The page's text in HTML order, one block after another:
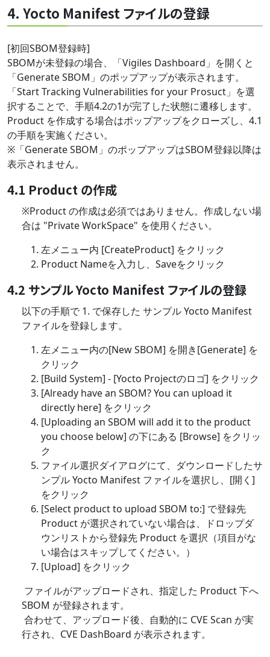
4. Yocto Manifest ファイルの登録
[初回SBOM登録時]
SBOMが未登録の場合、「Vigiles Dashboard」を開くと
「Generate SBOM」のポップアップが表示されます。
「Start Tracking Vulnerabilities for your Prosuct」を選
択することで、手順4.2の1が完了した状態に遷移します。
Product を作成する場合はポップアップをクローズし、4.1
の手順を実施ください。
※「Generate SBOM」のポップアップはSBOM登録以降は
表示されません。
4.1 Product の作成
※Product の作成は必須ではありません。作成しない場
合は "Private WorkSpace" を使用ください。
左メニュー内 [CreateProduct] をクリック
Product Nameを入力し、Saveをクリック
4.2 サンプル Yocto Manifest ファイルの登録
以下の手順で 1. で保存した サンプル Yocto Manifest
ファイルを登録します。
左メニュー内の[New SBOM] を開き[Generate] を
クリック
[Build System] - [Yocto Projectのロゴ] をクリック
[Already have an SBOM? You can upload it
directly here] をクリック
[Uploading an SBOM will add it to the product
you choose below] の下にある [Browse] をクリッ
ク
ファイル選択ダイアログにて、ダウンロードしたサ
ンプル Yocto Manifest ファイルを選択し、[開く]
をクリック
[Select product to upload SBOM to:] で登録先
Product が選択されていない場合は、ドロップダ
ウンリストから登録先 Product を選択（項目がな
い場合はスキップしてください。）
[Upload] をクリック
ファイルがアップロードされ、指定した Product 下へ
SBOM が登録されます。
合わせて、アップロード後、自動的に CVE Scan が実
行され、CVE DashBoard が表示されます。